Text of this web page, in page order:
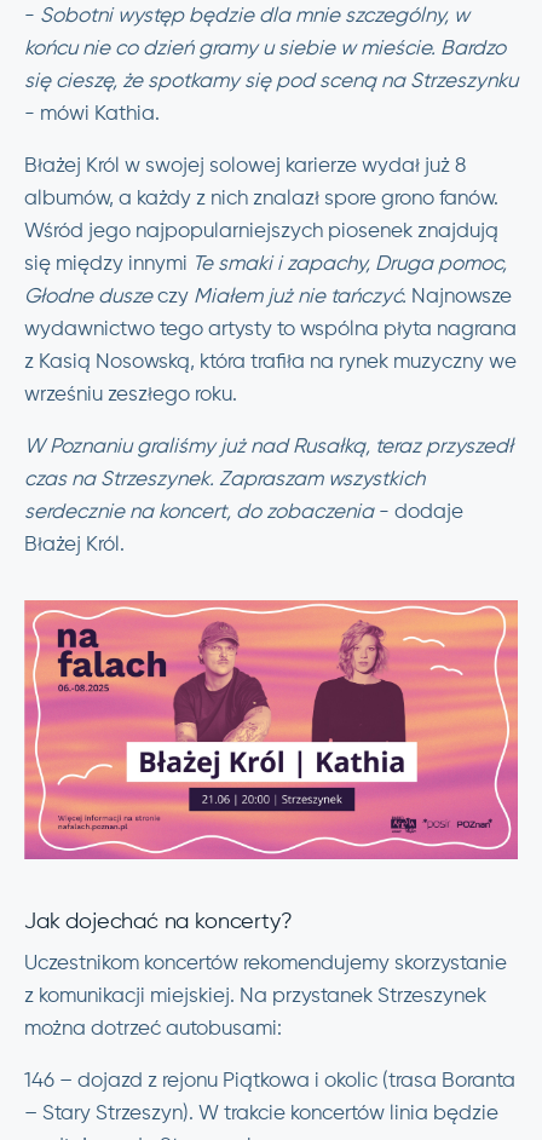
- Sobotni występ będzie dla mnie szczególny, w
końcu nie co dzień gramy u siebie w mieście. Bardzo
się cieszę, że spotkamy się pod sceną na Strzeszynku
- mówi Kathia.
Błażej Król w swojej solowej karierze wydał już 8
albumów, a każdy z nich znalazł spore grono fanów.
Wśród jego najpopularniejszych piosenek znajdują
się między innymi Te smaki i zapachy, Druga pomoc,
Głodne duszeczy Miałem już nie tańczyć. Najnowsze
wydawnictwo tego artysty to wspólna płyta nagrana
z Kasią Nosowską, która trafiła na rynek muzyczny we
wrześniu zeszłego roku.
W Poznaniu graliśmy już nad Rusałką, teraz przyszedł
czas na Strzeszynek. Zapraszam wszystkich
serdecznie na koncert, do zobaczenia- dodaje
Błażej Król.
Jak dojechać na koncerty?
Uczestnikom koncertów rekomendujemy skorzystanie
z komunikacji miejskiej. Na przystanek Strzeszynek
można dotrzeć autobusami:
146 – dojazd z rejonu Piątkowa i okolic (trasa Boranta
– Stary Strzeszyn). W trakcie koncertów linia będzie